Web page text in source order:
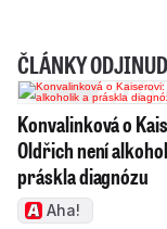
ČLÁNKY ODJINUD
Konvalinková o
Oldřich není
práskla diagnózu
Aha!